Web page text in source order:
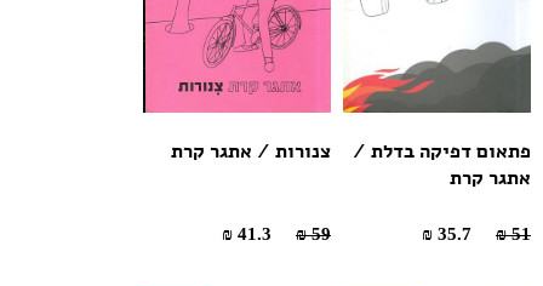
פתאום דפיקה בדלת /
אתגר קרת
51 ₪
צנורות / אתגר קרת
59 ₪